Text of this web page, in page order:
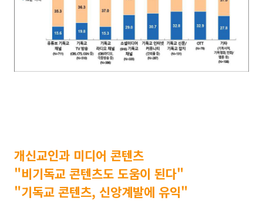
개신교인과 미디어 콘텐츠
"비기독교 콘텐츠도 도움이 된다"
"기독교 콘텐츠, 신앙계발에 유익"